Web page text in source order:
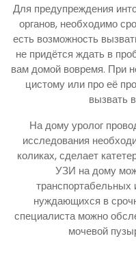
Для предупреждения
органов, необходимо
есть возможность
не придётся ждать в
вам домой вовремя. При
цистому или про её
вызвать
На дому уролог
исследования
коликах, сделает
УЗИ на дому
нуждающихся в
специалиста можно
мочевой